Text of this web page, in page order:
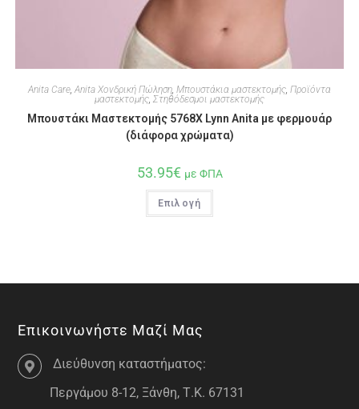
Anita Care, Anita Χονδρική Πώληση, Μπουστάκια μαστεκτομής, Προϊόντα
μαστεκτομής, Στηθόδεσμοι μαστεκτομής
Μπουστάκι Μαστεκτομής 5768X Lynn Anita με φερμουάρ
(διάφορα χρώματα)
53.95€ με ΦΠΑ
Επιλογή
Επικοινωνήστε Μαζί Μας
Διεύθυνση καταστήματος:
Περγάμου 8-12, Ξάνθη, Τ.Κ. 67131